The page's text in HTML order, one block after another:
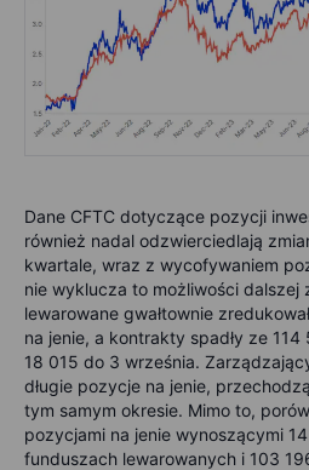
Dane CFTC dotyczące pozycji
również nadal odzwierciedlają
kwartale, wraz z wycofywaniem
nie wyklucza to możliwości dalszej
lewarowane gwałtownie
na jenie, a kontrakty spadły ze
18 015 do 3 września.
długie pozycje na jenie,
tym samym okresie. Mimo to,
pozycjami na jenie wynoszącymi
funduszach lewarowanych i 103